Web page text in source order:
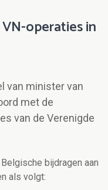
operaties in
van minister van
met de
van de Verenigde
bijdragen aan
als volgt: